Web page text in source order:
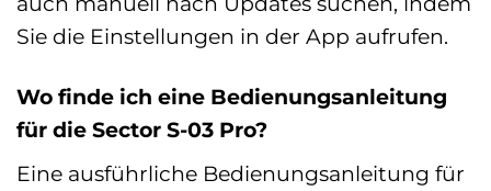
Sie die Einstellungen in der App aufrufen.
Wo finde ich eine Bedienungsanleitung
für die Sector S-03 Pro?
Eine ausführliche Bedienungsanleitung für